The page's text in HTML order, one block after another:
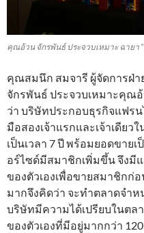
คุณอ้วน จักรพันธ์ ประจวบเหมาะ ฉายา
คุณสมนึก สมจารี ผู้จัดการฝ่
จักรพันธ์ ประจวบเหมาะคุณ
ว่า บริษัทประกอบธุรกิจแฟร
มือสองเจ้าแรกและเจ้าเดียว
เป็นเวลา 7 ปี พร้อมยอดขาย
อร์ไซด์มีสมาชิกเพิ่มขึ้น จึงมี
ของตัวเองเพื่อขายสมาชิกก่
มากจึงคิดว่า จะทำตลาดจำห
บริษัทมีความได้เปรียบในตล
ของตัวเองที่มีอยู่มากกว่า